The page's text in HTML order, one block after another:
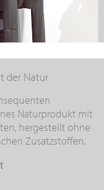
der Natur
Naturprodukt mit
hergestellt ohne
Zusatzstoffen.